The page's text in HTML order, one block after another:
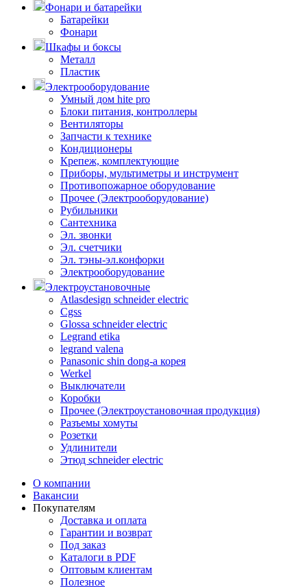
Фонари и батарейки
Батарейки
Фонари
Шкафы и боксы
Металл
Пластик
Электрооборудование
Умный дом hite pro
Блоки питания, контроллеры
Вентиляторы
Запчасти к технике
Кондиционеры
Крепеж, комплектующие
Приборы, мультиметры и инструмент
Противопожарное оборудование
Прочее (Электрооборудование)
Рубильники
Сантехника
Эл. звонки
Эл. счетчики
Эл. тэны-эл.конфорки
Электрооборудование
Электроустановочные
Atlasdesign schneider electric
Cgss
Glossa schneider electric
Legrand etika
legrand valena
Panasonic shin dong-a корея
Werkel
Выключатели
Коробки
Прочее (Электроустановочная продукция)
Разъемы хомуты
Розетки
Удлинители
Этюд schneider electric
О компании
Вакансии
Покупателям
Доставка и оплата
Гарантии и возврат
Под заказ
Каталоги в PDF
Оптовым клиентам
Полезное